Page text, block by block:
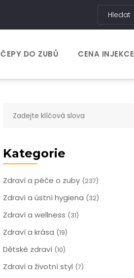
ČEPY DO ZUBŮ CENA INJEKCE
Kategorie
Zdraví a péče o zuby (237)
Zdraví a ústní hygiena (32)
Zdraví a wellness (31)
Zdraví a krása (19)
Dětské zdraví (10)
Zdraví a životní styl (7)